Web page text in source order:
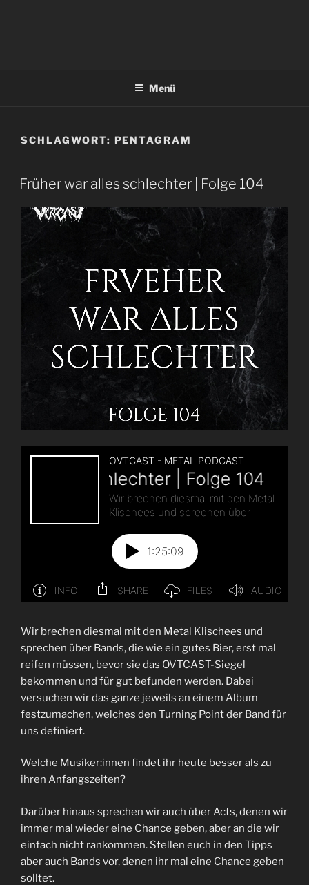
Menü
SCHLAGWORT: PENTAGRAM
Früher war alles schlechter | Folge 104
Wir brechen diesmal mit den Metal Klischees und
sprechen über Bands, die wie ein gutes Bier, erst mal
reifen müssen, bevor sie das OVTCAST-Siegel
bekommen und für gut befunden werden. Dabei
versuchen wir das ganze jeweils an einem Album
festzumachen, welches den Turning Point der Band für
uns definiert.
Welche Musiker:innen findet ihr heute besser als zu
ihren Anfangszeiten?
Darüber hinaus sprechen wir auch über Acts, denen wir
immer mal wieder eine Chance geben, aber an die wir
einfach nicht rankommen. Stellen euch in den Tipps
aber auch Bands vor, denen ihr mal eine Chance geben
solltet.